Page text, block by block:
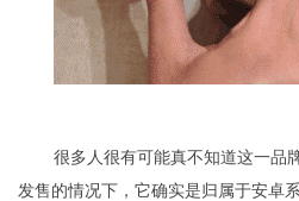
很多人很有可能真不知道这一品
发售的情况下，它确实是归属于安卓